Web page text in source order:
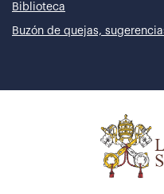
Biblioteca
Buzón de quejas,